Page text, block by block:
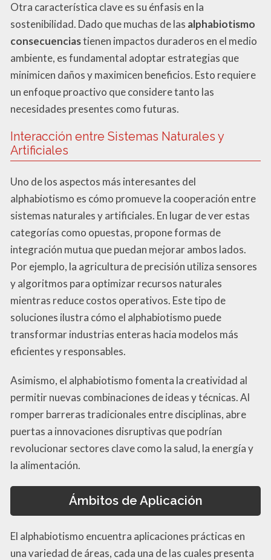
Otra característica clave es su énfasis en la
sostenibilidad. Dado que muchas de las alphabiotismo
consecuenciastienen impactos duraderos en el medio
ambiente, es fundamental adoptar estrategias que
minimicen daños y maximicen beneficios. Esto requiere
un enfoque proactivo que considere tanto las
necesidades presentes como futuras.
Interacción entre Sistemas Naturales y
Artificiales
Uno de los aspectos más interesantes del
alphabiotismo es cómo promueve la cooperación entre
sistemas naturales y artificiales. En lugar de ver estas
categorías como opuestas, propone formas de
integración mutua que puedan mejorar ambos lados.
Por ejemplo, la agricultura de precisión utiliza sensores
y algoritmos para optimizar recursos naturales
mientras reduce costos operativos. Este tipo de
soluciones ilustra cómo el alphabiotismo puede
transformar industrias enteras hacia modelos más
eficientes y responsables.
Asimismo, el alphabiotismo fomenta la creatividad al
permitir nuevas combinaciones de ideas y técnicas. Al
romper barreras tradicionales entre disciplinas, abre
puertas a innovaciones disruptivas que podrían
revolucionar sectores clave como la salud, la energía y
la alimentación.
Ámbitos de Aplicación
El alphabiotismo encuentra aplicaciones prácticas en
una variedad de áreas, cada una de las cuales presenta